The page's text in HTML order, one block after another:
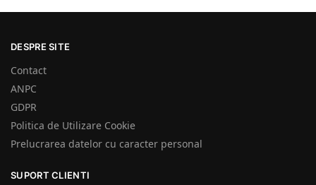
DESPRE SITE
Contact
ANPC
GDPR
Politica de Utilizare Cookie
Prelucrarea datelor cu caracter personal
SUPORT CLIENTI